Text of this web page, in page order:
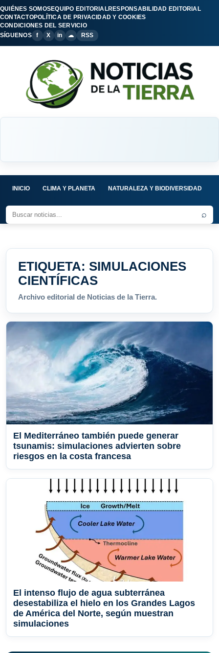
QUIÉNES SOMOSEQUIPO EDITORIALRESPONSABILIDAD EDITORIAL
CONTACTOPOLÍTICA DE PRIVACIDAD Y COOKIES
CONDICIONES DEL SERVICIO
SÍGUENOS
f X in ☁ RSS
INICIO CLIMA Y PLANETA NATURALEZA Y BIODIVERSIDAD
⌕
ETIQUETA: SIMULACIONES
CIENTÍFICAS
Archivo editorial de Noticias de la Tierra.
El Mediterráneo también puede generar
tsunamis: simulaciones advierten sobre
riesgos en la costa francesa
El intenso flujo de agua subterránea
desestabiliza el hielo en los Grandes Lagos
de América del Norte, según muestran
simulaciones